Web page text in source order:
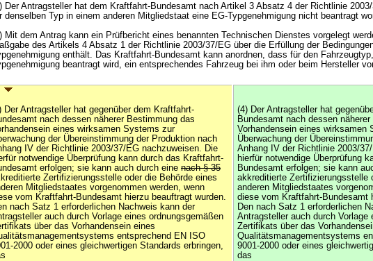
Der Antragsteller hat dem Kraftfahrt-Bundesamt nach Artikel 3 Absatz 4 der Richtlinie
denselben Typ in einem anderen Mitgliedstaat eine EG-Typgenehmigung nicht beantragt
Mit dem Antrag kann ein Prüfbericht eines benannten Technischen Dienstes vorgelegt
des Artikels 4 Absatz 1 der Richtlinie 2003/37/EG über die Erfüllung der
enthält. Das Kraftfahrt-Bundesamt kann anordnen, dass für den
beantragt wird, ein entsprechendes Fahrzeug bei ihm oder beim Hersteller
Der Antragsteller hat gegenüber dem Kraftfahrt-
nach dessen näherer Bestimmung das
eines wirksamen Systems zur
der Übereinstimmung der Produktion nach
IV der Richtlinie 2003/37/EG nachzuweisen. Die
notwendige Überprüfung kann durch das Kraftfahrt-
erfolgen; sie kann auch durch eine nach § 35
Zertifizierungsstelle oder die Behörde eines
Mitgliedstaates vorgenommen werden, wenn
vom Kraftfahrt-Bundesamt hierzu beauftragt wurden.
nach Satz 1 erforderlichen Nachweis kann der
auch durch Vorlage eines ordnungsgemäßen
über das Vorhandensein eines
entsprechend EN ISO
2000 oder eines gleichwertigen Standards erbringen,
(4) Der Antragsteller hat
Bundesamt nach dessen
Vorhandensein eines wirksamen
Überwachung der
Anhang IV der Richtlinie 2003/
hierfür notwendige Überprüfung
Bundesamt erfolgen; sie kann
akkreditierte Zertifizierungsstelle
anderen Mitgliedstaates
diese vom Kraftfahrt-Bundesamt
Den nach Satz 1 erforderlichen
Antragsteller auch durch Vorlage
Zertifikats über das
Qualitätsmanagementsystems
9001-2000 oder eines
das